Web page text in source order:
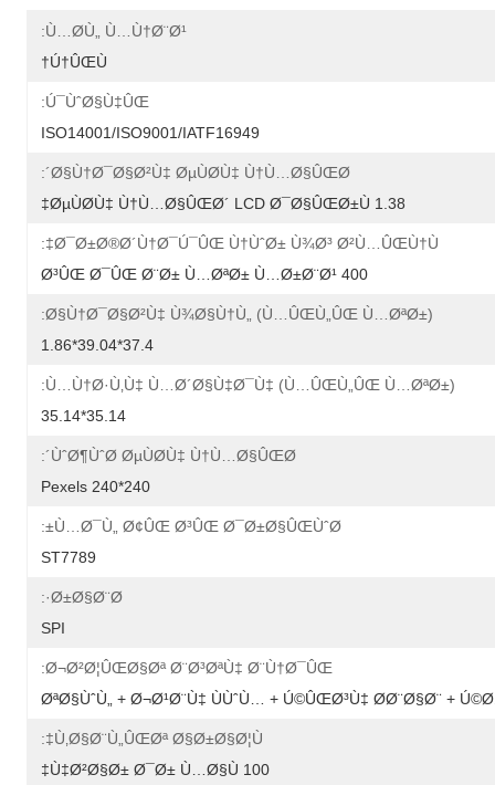
Ù…Ø­Ù„ Ù…Ù†Ø¨Ø¹:
Ú†ÛŒÙ†
Ú¯ÙˆØ§Ù‡ÛŒ:
ISO14001/ISO9001/IATF16949
Ø§Ù†Ø¯Ø§Ø²Ù‡ ØµÙØ­Ù‡ Ù†Ù…Ø§ÛŒØ´:
1.38 ØµÙØ­Ù‡ Ù†Ù…Ø§ÛŒØ´ LCD Ø¯Ø§ÛŒØ±Ù‡
Ø¯Ø±Ø®Ø´Ù†Ø¯Ú¯ÛŒ Ù†ÙˆØ± Ù¾Ø³ Ø²Ù…ÛŒÙ†Ù‡:
400 Ø³ÛŒ Ø¯ÛŒ Ø¨Ø± Ù…ØªØ± Ù…Ø±Ø¨Ø¹
Ø§Ù†Ø¯Ø§Ø²Ù‡ Ù¾Ø§Ù†Ù„ (Ù…ÛŒÙ„ÛŒ Ù…ØªØ±):
37.4*39.04*1.86
Ù…Ù†Ø·Ù‚Ù‡ Ù…Ø´Ø§Ù‡Ø¯Ù‡ (Ù…ÛŒÙ„ÛŒ Ù…ØªØ±):
35.14*35.14
ÙˆØ¶ÙˆØ­ ØµÙØ­Ù‡ Ù†Ù…Ø§ÛŒØ´:
240*240 Pexels
Ù…Ø¯Ù„ Ø¢ÛŒ Ø³ÛŒ Ø¯Ø±Ø§ÛŒÙˆØ±:
ST7789
Ø±Ø§Ø¨Ø·:
SPI
Ø¬Ø²Ø¦ÛŒØ§Øª Ø¨Ø³ØªÙ‡ Ø¨Ù†Ø¯ÛŒ:
ØªØ§ÙˆÙ„ + Ø¬Ø¹Ø¨Ù‡ ÙÙˆÙ… + Ú©ÛŒØ³Ù‡ Ø­Ø¨Ø§Ø¨ +
Ù‚Ø§Ø¨Ù„ÛŒØª Ø§Ø±Ø§Ø¦Ù‡:
100 Ù‡Ø²Ø§Ø± Ø¯Ø± Ù…Ø§Ù‡